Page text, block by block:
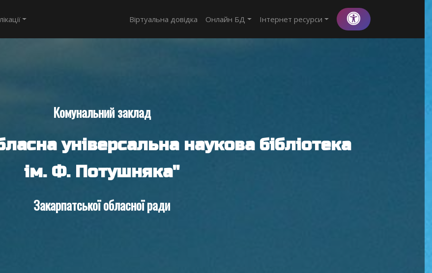
Віртуальна довідка Онлайн БД Інтернет ресурси
Комунальний заклад
універсальна наукова бібліотека
ім. Ф. Потушняка"
Закарпатської обласної ради